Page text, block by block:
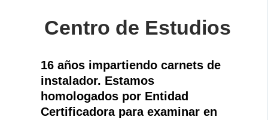
Centro de Estudios
16 años impartiendo carnets de
instalador. Estamos
homologados por Entidad
Certificadora para examinar en